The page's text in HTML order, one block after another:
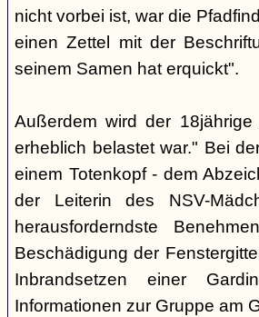
nicht vorbei ist, war die
einen Zettel mit der
seinem Samen hat erquickt".
Außerdem wird der
erheblich belastet war." Bei
einem Totenkopf - dem
der Leiterin des NSV-
herausforderndste
Beschädigung der
Inbrandsetzen einer
Informationen zur Gruppe am